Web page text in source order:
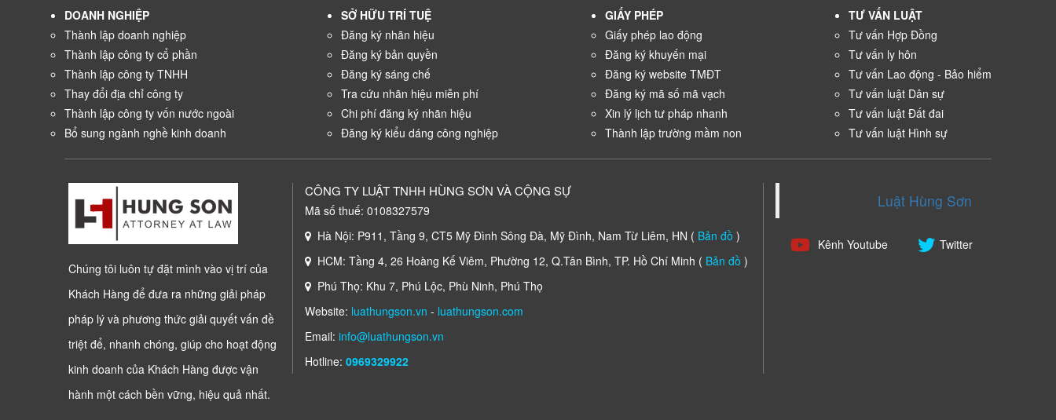
DOANH NGHIỆP
Thành lập doanh nghiệp
Thành lập công ty cổ phần
Thành lập công ty TNHH
Thay đổi địa chỉ công ty
Thành lập công ty vốn nước ngoài
Bổ sung ngành nghề kinh doanh
SỞ HỮU TRÍ TUỆ
Đăng ký nhãn hiệu
Đăng ký bản quyền
Đăng ký sáng chế
Tra cứu nhãn hiệu miễn phí
Chi phí đăng ký nhãn hiệu
Đăng ký kiểu dáng công nghiệp
GIẤY PHÉP
Giấy phép lao động
Đăng ký khuyến mại
Đăng ký website TMĐT
Đăng ký mã số mã vạch
Xin lý lịch tư pháp nhanh
Thành lập trường mầm non
TƯ VẤN LUẬT
Tư vấn Hợp Đồng
Tư vấn ly hôn
Tư vấn Lao động - Bảo hiểm
Tư vấn luật Dân sự
Tư vấn luật Đất đai
Tư vấn luật Hình sự
Chúng tôi luôn tự đặt mình vào vị trí của
Khách Hàng để đưa ra những giải pháp
pháp lý và phương thức giải quyết vấn đề
triệt để, nhanh chóng, giúp cho hoạt động
kinh doanh của Khách Hàng được vận
hành một cách bền vững, hiệu quả nhất.
CÔNG TY LUẬT TNHH HÙNG SƠN VÀ CỘNG SỰ
Mã số thuế: 0108327579
Hà Nội: P911, Tầng 9, CT5 Mỹ Đình Sông Đà, Mỹ Đình, Nam Từ Liêm, HN ( Bản đồ )
HCM: Tầng 4, 26 Hoàng Kế Viêm, Phường 12, Q.Tân Bình, TP. Hồ Chí Minh ( Bản đồ )
Phú Thọ: Khu 7, Phú Lộc, Phù Ninh, Phú Thọ
Website: luathungson.vn - luathungson.com
Email: info@luathungson.vn
Hotline: 0969329922
Luật Hùng Sơn
Kênh Youtube Twitter